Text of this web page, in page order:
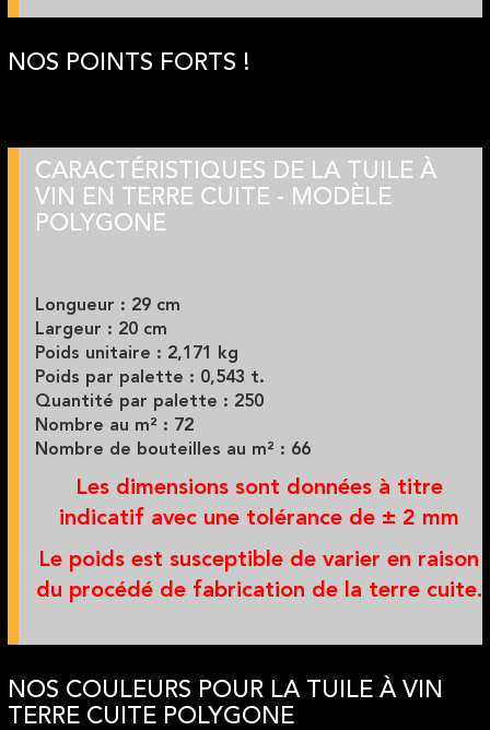
NOS POINTS FORTS !
CARACTÉRISTIQUES DE LA TUILE À
VIN EN TERRE CUITE - MODÈLE
POLYGONE
Longueur : 29 cm
Largeur : 20 cm
Poids unitaire : 2,171 kg
Poids par palette : 0,543 t.
Quantité par palette : 250
Nombre au m² : 72
Nombre de bouteilles au m² : 66
Les dimensions sont données à titre
indicatif avec une tolérance de ± 2 mm
Le poids est susceptible de varier en raison
du procédé de fabrication de la terre cuite.
NOS COULEURS POUR LA TUILE À VIN
TERRE CUITE POLYGONE